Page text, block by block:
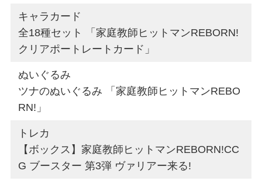
キャラカード
全18種セット 「家庭教師ヒットマンREBORN!
クリアポートレートカード」
ぬいぐるみ
ツナのぬいぐるみ 「家庭教師ヒットマンREBO
RN!」
トレカ
【ボックス】家庭教師ヒットマンREBORN!CC
G ブースター 第3弾 ヴァリアー来る!